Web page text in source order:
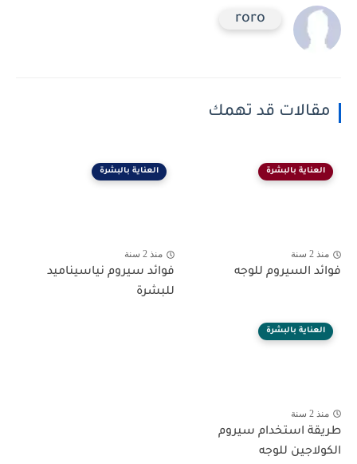
roro
مقالات قد تهمك
العناية بالبشرة
منذ 2 سنة
فوائد السيروم للوجه
العناية بالبشرة
منذ 2 سنة
فوائد سيروم نياسيناميد
للبشرة
العناية بالبشرة
منذ 2 سنة
طريقة استخدام سيروم
الكولاجين للوجه